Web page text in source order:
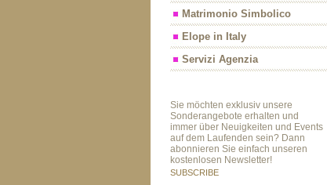
Matrimonio Simbolico
Elope in Italy
Servizi Agenzia
Sie möchten exklusiv unsere
Sonderangebote erhalten und
immer über Neuigkeiten und Events
auf dem Laufenden sein? Dann
abonnieren Sie einfach unseren
kostenlosen Newsletter!
SUBSCRIBE